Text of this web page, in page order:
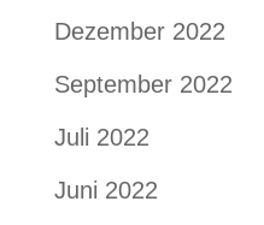
Dezember 2022
September 2022
Juli 2022
Juni 2022